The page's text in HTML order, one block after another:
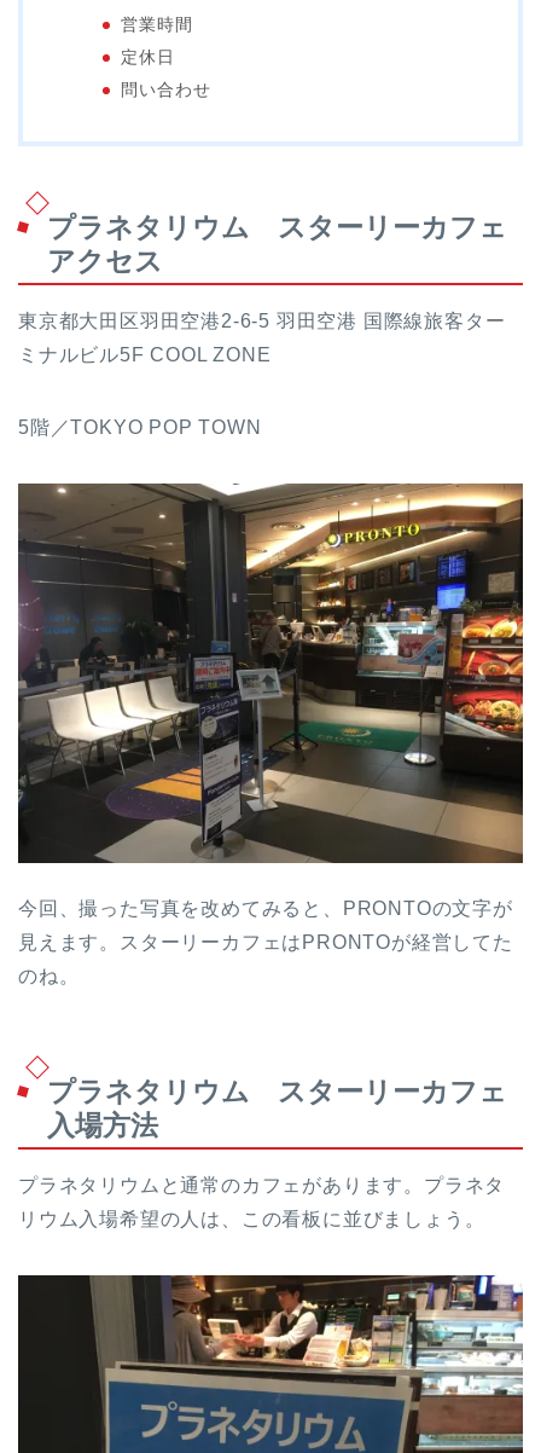
営業時間
定休日
問い合わせ
プラネタリウム スターリーカフェ
アクセス
東京都大田区羽田空港2-6-5 羽田空港 国際線旅客ター
ミナルビル5F COOL ZONE
5階／TOKYO POP TOWN
今回、撮った写真を改めてみると、PRONTOの文字が
見えます。スターリーカフェはPRONTOが経営してた
のね。
プラネタリウム スターリーカフェ
入場方法
プラネタリウムと通常のカフェがあります。プラネタ
リウム入場希望の人は、この看板に並びましょう。